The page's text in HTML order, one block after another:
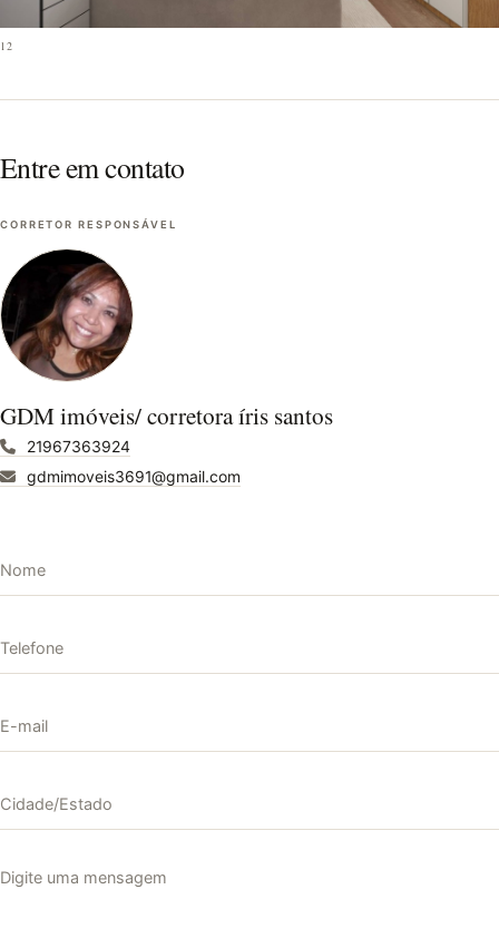
12
Entre em contato
CORRETOR RESPONSÁVEL
GDM imóveis/ corretora íris santos
21967363924
gdmimoveis3691@gmail.com